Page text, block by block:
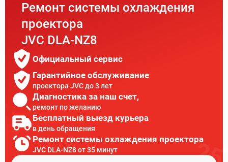
Ремонт системы охлаждения
проектора
JVC DLA-NZ8
Официальный сервис
Гарантийное обслуживание
проектора JVC до 3 лет
Диагностика за наш счет,
ремонт по желанию
Бесплатный выезд курьера
в день обращения
Ремонт системы охлаждения проектора
JVC DLA-NZ8 от 35 минут